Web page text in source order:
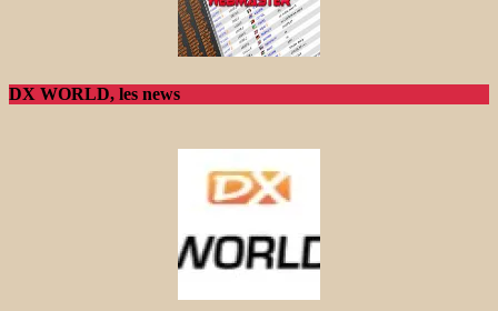
DX WORLD, les news